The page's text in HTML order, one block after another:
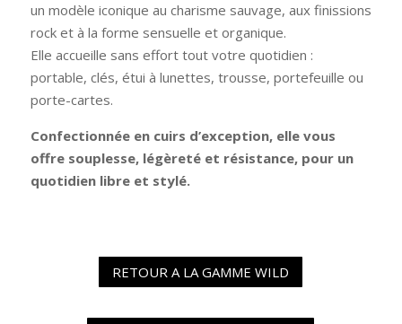
un modèle iconique au charisme sauvage, aux finissions
rock et à la forme sensuelle et organique.
Elle accueille sans effort tout votre quotidien :
portable, clés, étui à lunettes, trousse, portefeuille ou
porte-cartes.
Confectionnée en cuirs d’exception, elle vous
offre souplesse, légèreté et résistance, pour un
quotidien libre et stylé.
RETOUR A LA GAMME WILD